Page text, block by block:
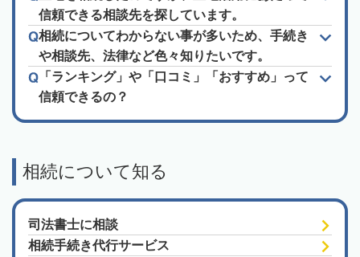
信頼できる相談先を探しています。
相続についてわからない事が多いため、手続き
や相談先、法律など色々知りたいです。
「ランキング」や「口コミ」「おすすめ」って
信頼できるの？
相続について知る
司法書士に相談
相続手続き代行サービス